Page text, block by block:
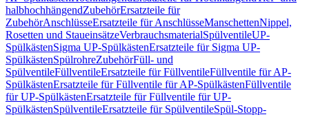
halbhochhängendZubehörErsatzteile für
ZubehörAnschlüsseErsatzteile für AnschlüsseManschettenNippel,
Rosetten und StaueinsätzeVerbrauchsmaterialSpülventileUP-
SpülkästenSigma UP-SpülkästenErsatzteile für Sigma UP-
SpülkästenSpülrohreZubehörFüll- und
SpülventileFüllventileErsatzteile für FüllventileFüllventile für AP-
SpülkästenErsatzteile für Füllventile für AP-SpülkästenFüllventile
für UP-SpülkästenErsatzteile für Füllventile für UP-
SpülkästenSpülventileErsatzteile für SpülventileSpül-Stopp-